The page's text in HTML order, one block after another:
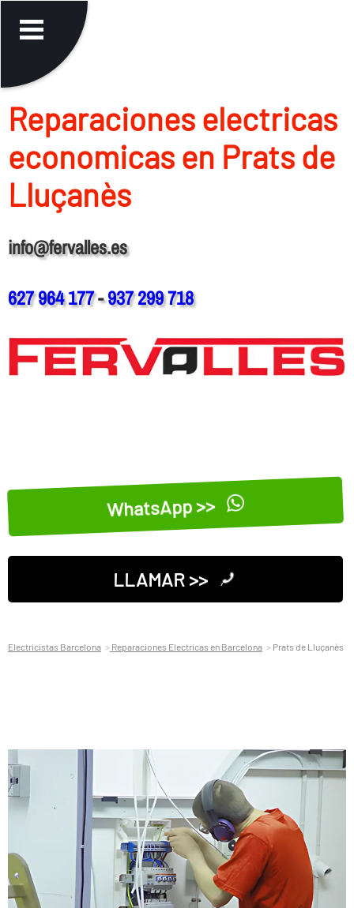
Reparaciones electricas
economicas en Prats de
Lluçanès
info@fervalles.es
627 964 177-937 299 718
WhatsApp >>
LLAMAR >>
Electricistas Barcelona Reparaciones Electricas en Barcelona Prats de Lluçanès